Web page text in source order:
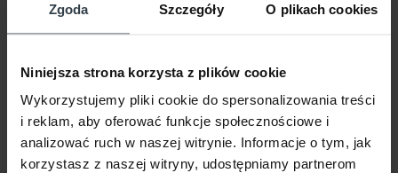
Zgoda Szczegóły O plikach cookies
Niniejsza strona korzysta z plików cookie
Wykorzystujemy pliki cookie do spersonalizowania treści
i reklam, aby oferować funkcje społecznościowe i
analizować ruch w naszej witrynie. Informacje o tym, jak
korzystasz z naszej witryny, udostępniamy partnerom
Pharmaceris A, a następnie rozprowadzić krem.
Stosować codziennie według potrzeb.